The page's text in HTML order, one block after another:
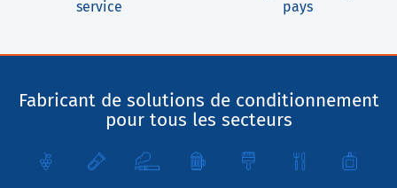
service
pays
Fabricant de solutions de conditionnement
pour tous les secteurs